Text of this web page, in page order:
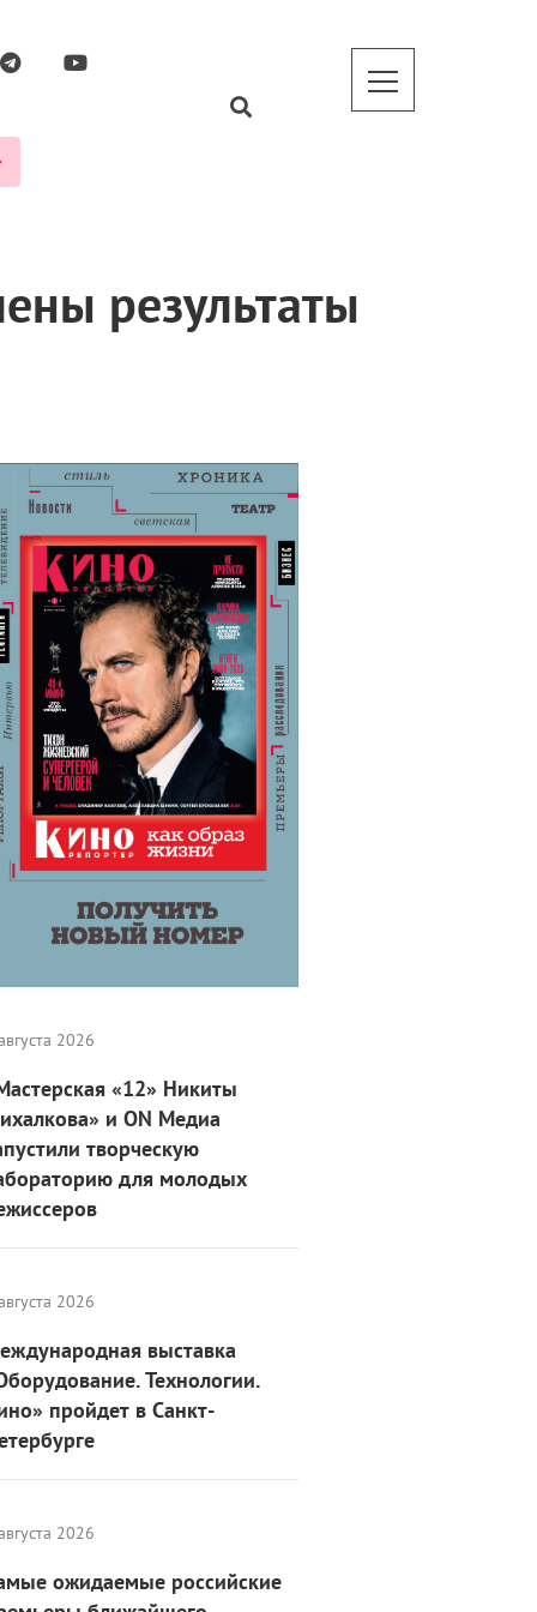
результаты
2026
«12» Никиты
и ON Медиа
творческую
для молодых
2026
выставка
Технологии.
пройдет в Санкт-
2026
ожидаемые российские